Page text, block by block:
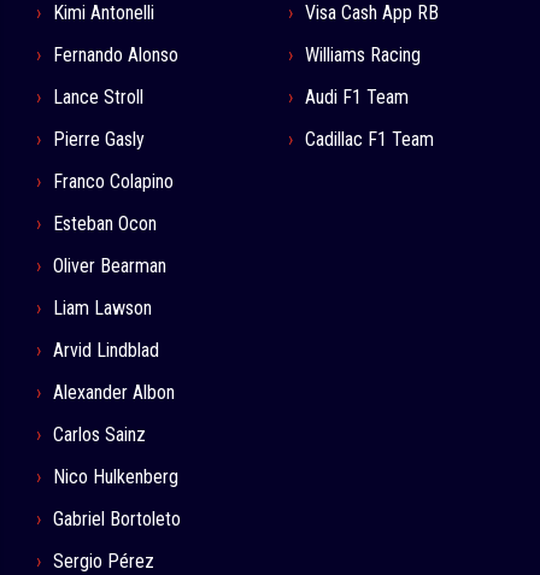
Kimi Antonelli
Fernando Alonso
Lance Stroll
Pierre Gasly
Franco Colapino
Esteban Ocon
Oliver Bearman
Liam Lawson
Arvid Lindblad
Alexander Albon
Carlos Sainz
Nico Hulkenberg
Gabriel Bortoleto
Sergio Pérez
Visa Cash App RB
Williams Racing
Audi F1 Team
Cadillac F1 Team